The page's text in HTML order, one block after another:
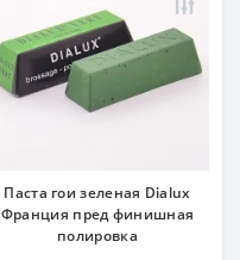
Паста гои зеленая Dialux
Франция пред финишная
полировка